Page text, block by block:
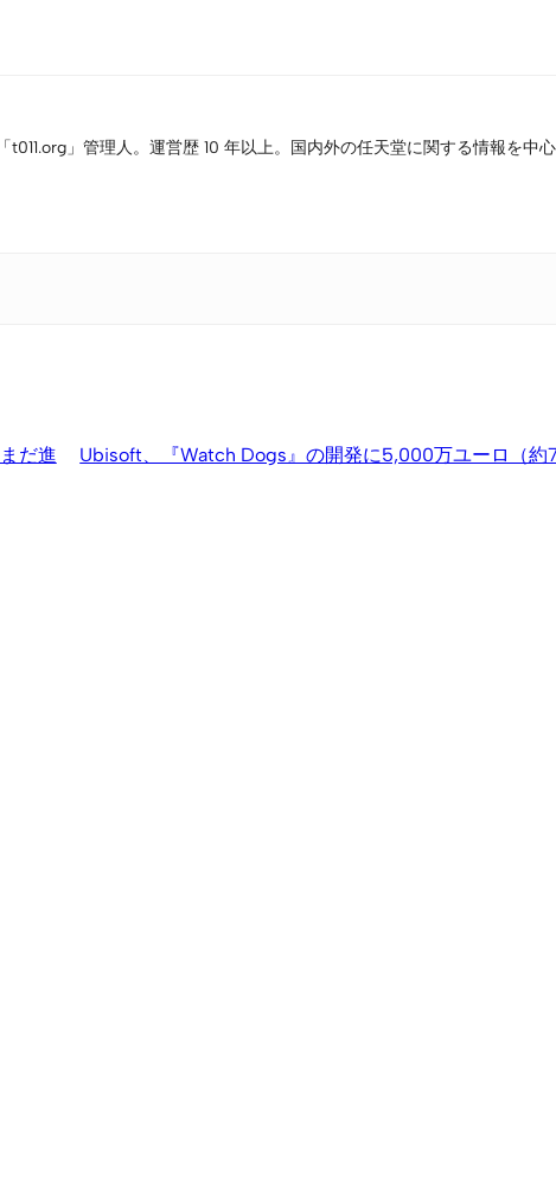
」管理人。運営歴 10 年以上。国内外の任天堂に関する情報を中
だ進
Ubisoft、『Watch Dogs』の開発に5,000万ユーロ（約